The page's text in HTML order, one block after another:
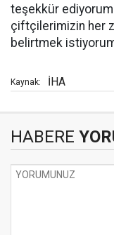
teşekkür
çiftçilerimizin her
belirtmek
Kaynak: İHA
HABERE